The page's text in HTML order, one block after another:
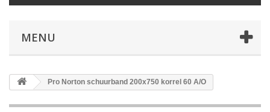
MENU
Pro Norton schuurband 200x750 korrel 60 A/O